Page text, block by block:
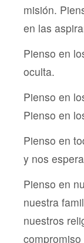
misión.
en las
Pienso en
oculta.
Pienso en
Pienso en
Pienso en
y nos
Pienso en
nuestra
nuestros